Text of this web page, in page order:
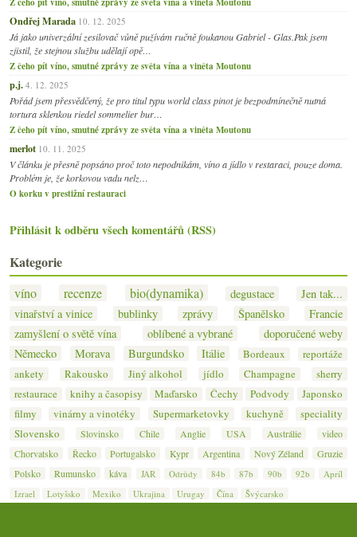
Ondřej Marada 10. 12. 2025
Já jako univerzální zesilovač vůně pužívám ručně foukanou Gabriel - Glas.Pak jsem
zjistil, že stejnou službu udělají opě…
Z čeho pít víno, smutné zprávy ze světa vína a viněta Moutonu
p.j. 4. 12. 2025
Pořád jsem přesvědčený, že pro titul typu world class pinot je bezpodmínečně nutná
tortura sklenkou riedel sommelier bur…
Z čeho pít víno, smutné zprávy ze světa vína a viněta Moutonu
merlot 10. 11. 2025
V článku je přesně popsáno proč toto nepodnikám, víno a jídlo v restaraci, pouze doma.
Problém je, že korkovou vadu nelz…
O korku v prestižní restauraci
Přihlásit k odběru všech komentářů (RSS)
Kategorie
víno recenze bio(dynamika) degustace
Jen tak...
vinařství a vinice
bublinky zprávy Španělsko
Francie
zamyšlení o světě vína
oblíbené a vybrané
doporučené weby
Německo
Morava Burgundsko Itálie Bordeaux
reportáže
ankety
Rakousko Jiný alkohol jídlo Champagne
sherry
restaurace
knihy a časopisy Maďarsko Čechy Podvody
Japonsko
filmy
vinárny a vinotéky Supermarketovky kuchyně
speciality
Slovensko
Slovinsko Chile Anglie USA Austrálie
video
Chorvatsko
Řecko Portugalsko Kypr Argentina Nový Zéland
Gruzie
Polsko
Rumunsko káva JAR Odrůdy 84b 87b 90b 92b
Apríl
Izrael
Lotyšsko Mexiko Ukrajina Urugay Čína Švýcarsko